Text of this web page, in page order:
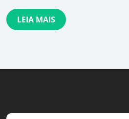
LEIA MAIS